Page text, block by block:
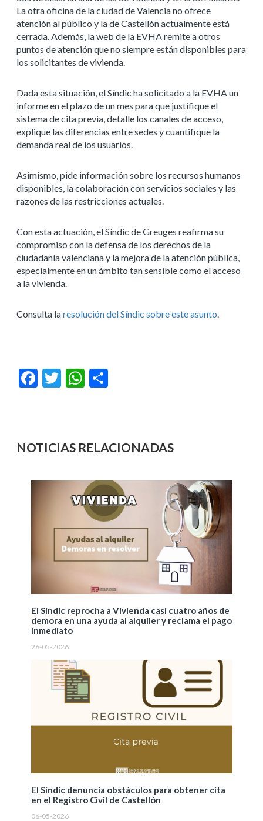
La otra oficina de la ciudad de Valencia no ofrece
atención al público y la de Castellón actualmente está
cerrada. Además, la web de la EVHA remite a otros
puntos de atención que no siempre están disponibles para
los solicitantes de vivienda.
Dada esta situación, el Síndic ha solicitado a la EVHA un
informe en el plazo de un mes para que justifique el
sistema de cita previa, detalle los canales de acceso,
explique las diferencias entre sedes y cuantifique la
demanda real de los usuarios.
Asimismo, pide información sobre los recursos humanos
disponibles, la colaboración con servicios sociales y las
razones de las restricciones actuales.
Con esta actuación, el Síndic de Greuges reafirma su
compromiso con la defensa de los derechos de la
ciudadanía valenciana y la mejora de la atención pública,
especialmente en un ámbito tan sensible como el acceso
a la vivienda.
Consulta laresolución del Síndic sobre este asunto.
Facebook
Twitter WhatsApp
NOTICIAS RELACIONADAS
El Síndic reprocha a Vivienda casi cuatro años de
demora en una ayuda al alquiler y reclama el pago
inmediato
26-05-2026
El Síndic denuncia obstáculos para obtener cita
en el Registro Civil de Castellón
06-05-2026